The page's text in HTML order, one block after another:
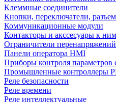
Клеммные соединители
Кнопки, переключатели,
Коммуникационные модули
Контакторы и акссесуары к ним
Ограничители перенапряжений
Панели оператора HMI
Приборы контроля параметров
Промышленные контроллеры
Реле безопасности
Реле времени
Реле интеллектуальные